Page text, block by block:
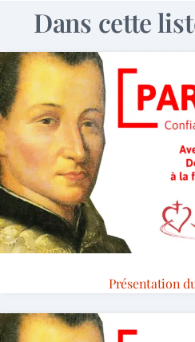
Dans cette
Présentation